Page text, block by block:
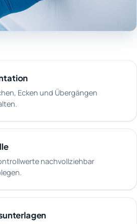
Ecken und Übergängen
nachvollziehbar